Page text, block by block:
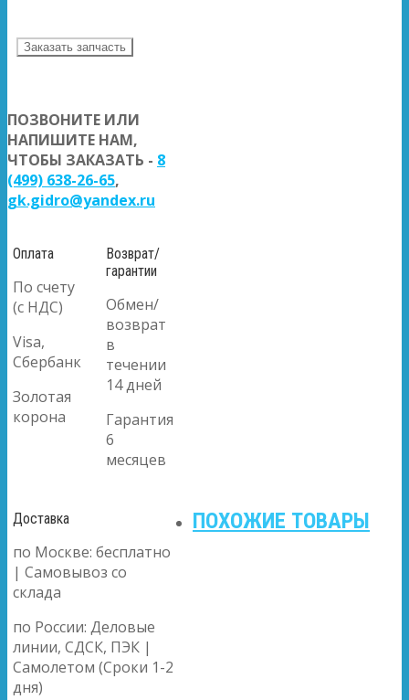
Заказать запчасть
ПОЗВОНИТЕ ИЛИ
НАПИШИТЕ НАМ,
ЧТОБЫ ЗАКАЗАТЬ - 8
(499) 638-26-65,
gk.gidro@yandex.ru
Оплата
По счету
(с НДС)
Visa,
Сбербанк
Золотая
корона
Возврат/
гарантии
Обмен/
возврат
в
течении
14 дней
Гарантия
6
месяцев
Доставка
по Москве: бесплатно
| Самовывоз со
склада
по России: Деловые
линии, СДСК, ПЭК |
Самолетом (Сроки 1-2
дня)
ПОХОЖИЕ ТОВАРЫ